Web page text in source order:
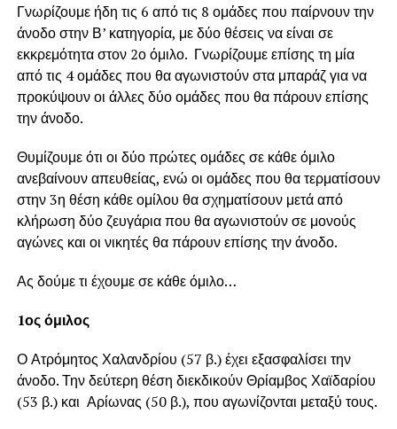
Γνωρίζουμε ήδη τις 6 από τις 8 ομάδες που παίρνουν την
άνοδο στην Β’ κατηγορία, με δύο θέσεις να είναι σε
εκκρεμότητα στον 2ο όμιλο. Γνωρίζουμε επίσης τη μία
από τις 4 ομάδες που θα αγωνιστούν στα μπαράζ για να
προκύψουν οι άλλες δύο ομάδες που θα πάρουν επίσης
την άνοδο.
Θυμίζουμε ότι οι δύο πρώτες ομάδες σε κάθε όμιλο
ανεβαίνουν απευθείας, ενώ οι ομάδες που θα τερματίσουν
στην 3η θέση κάθε ομίλου θα σχηματίσουν μετά από
κλήρωση δύο ζευγάρια που θα αγωνιστούν σε μονούς
αγώνες και οι νικητές θα πάρουν επίσης την άνοδο.
Ας δούμε τι έχουμε σε κάθε όμιλο…
1ος όμιλος
Ο Ατρόμητος Χαλανδρίου (57 β.) έχει εξασφαλίσει την
άνοδο. Την δεύτερη θέση διεκδικούν Θρίαμβος Χαϊδαρίου
(53 β.) και Αρίωνας (50 β.), που αγωνίζονται μεταξύ τους.